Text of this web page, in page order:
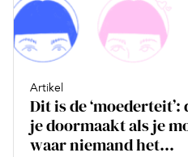
Artikel
Dit is de
je doormaakt als je
waar niemand het...